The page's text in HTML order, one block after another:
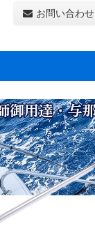
お問い合わせ